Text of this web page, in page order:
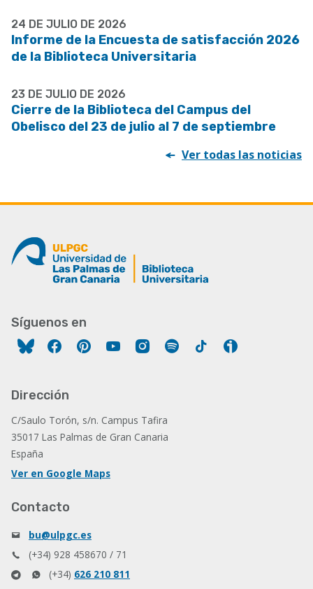
24 DE JULIO DE 2026
Informe de la Encuesta de satisfacción 2026
de la Biblioteca Universitaria
23 DE JULIO DE 2026
Cierre de la Biblioteca del Campus del
Obelisco del 23 de julio al 7 de septiembre
Ver todas las noticias
Síguenos en
FacebookPinterestYouTubeInstagram
Spotify Tiktok
Dirección
C/Saulo Torón, s/n. Campus Tafira
35017 Las Palmas de Gran Canaria
España
Ver en Google Maps
Contacto
bu@ulpgc.es
(+34) 928 458670 / 71
(+34) 626 210 811